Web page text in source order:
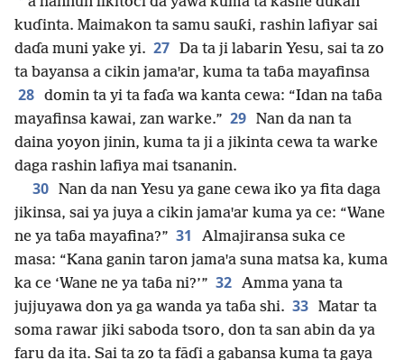
kuɗinta. Maimakon ta samu sauƙi, rashin lafiyar sai
daɗa muni yake yi. 27 Da ta ji labarin Yesu, sai ta zo
ta bayansa a cikin jamaꞌar, kuma ta taɓa mayafinsa
28 domin ta yi ta faɗa wa kanta cewa: “Idan na taɓa
mayafinsa kawai, zan warke.” 29 Nan da nan ta
daina yoyon jinin, kuma ta ji a jikinta cewa ta warke
daga rashin lafiya mai tsananin.
30 Nan da nan Yesu ya gane cewa iko ya fita daga
jikinsa, sai ya juya a cikin jamaꞌar kuma ya ce: “Wane
ne ya taɓa mayafina?” 31
Almajiransa suka ce
masa: “Kana ganin taron jamaꞌa suna matsa ka, kuma
ka ce ‘Wane ne ya taɓa ni?’” 32 Amma yana ta
jujjuyawa don ya ga wanda ya taɓa shi. 33 Matar ta
soma rawar jiki saboda tsoro, don ta san abin da ya
faru da ita. Sai ta zo ta fāɗi a gabansa kuma ta gaya